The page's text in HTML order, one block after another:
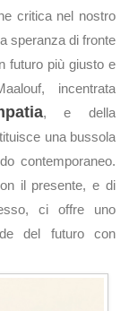
critica nel nostro
speranza di fronte
futuro più giusto e
incentrata
, e della
una bussola
contemporaneo.
il presente, e di
ci offre uno
del futuro con